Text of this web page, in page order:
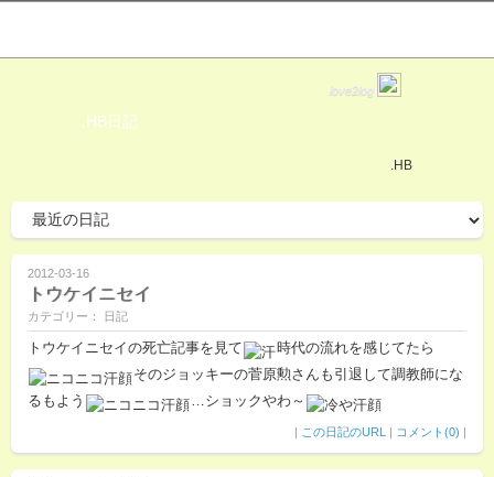
love2log
.HB日記
.HB
2012-03-16
トウケイニセイ
カテゴリー： 日記
トウケイニセイの死亡記事を見て
時代の流れを感じてたら
そのジョッキーの菅原勲さんも引退して調教師にな
るもよう
…ショックやわ～
| この日記のURL | コメント(0) |